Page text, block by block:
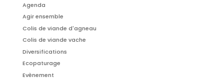
Agenda
Agir ensemble
Colis de viande d'agneau
Colis de viande vache
Diversifications
Ecopaturage
Evènement